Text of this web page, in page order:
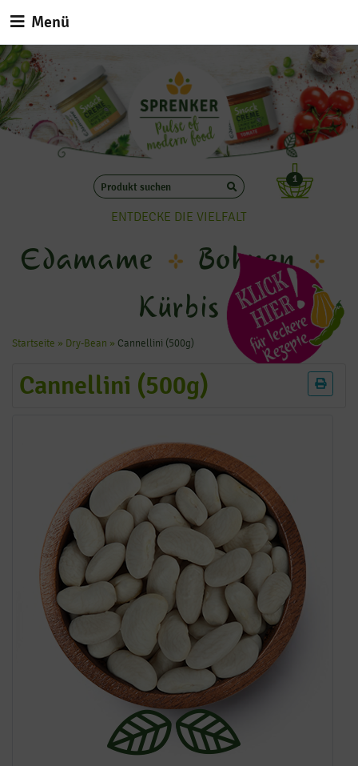
1
ENTDECKE DIE VIELFALT
Edamame
Bohnen
Kürbis
Menü
Startseite » Dry-Bean » Cannellini (500g)
Cannellini (500g)